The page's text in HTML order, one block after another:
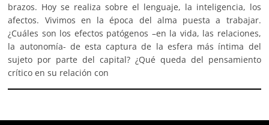
brazos. Hoy se realiza sobre el lenguaje, la inteligencia, los
afectos. Vivimos en la época del alma puesta a trabajar.
¿Cuáles son los efectos patógenos –en la vida, las relaciones,
la autonomía- de esta captura de la esfera más íntima del
sujeto por parte del capital? ¿Qué queda del pensamiento
crítico en su relación con